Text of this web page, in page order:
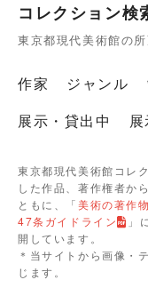
コレクション検
東京都現代美術館の
作家 ジャンル
展示・貸出中
東京都現代美術館コレ
した作品、著作権者か
ともに、「美術の著作
47条ガイドライン
」
開しています。
＊当サイトから画像・
じます。